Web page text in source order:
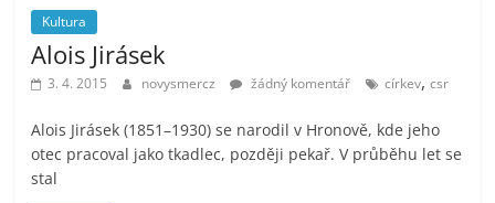
Kultura
Alois Jirásek
3. 4. 2015 novysmercz žádný komentář církev,csr
Alois Jirásek (1851–1930) se narodil v Hronově, kde jeho
otec pracoval jako tkadlec, později pekař. V průběhu let se
stal